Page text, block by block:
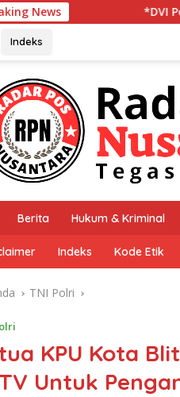
News
*DVI Polda Jatim Serahkan
Indeks
m
Berita Hukum & Kriminal
Indeks Kode Etik
TNI Polri
KPU Kota
Untuk